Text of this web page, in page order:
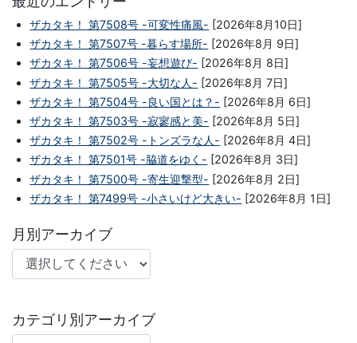
ザカタキ！ 第7508号 -可変性痛風- [2026年8月10日]
ザカタキ！ 第7507号 -暮らす場所- [2026年8月 9日]
ザカタキ！ 第7506号 -妄想遊び- [2026年8月 8日]
ザカタキ！ 第7505号 -大切な人- [2026年8月 7日]
ザカタキ！ 第7504号 -良い国とは？- [2026年8月 6日]
ザカタキ！ 第7503号 -寂寥感と美- [2026年8月 5日]
ザカタキ！ 第7502号 -トンズラな人- [2026年8月 4日]
ザカタキ！ 第7501号 -脇道をゆく- [2026年8月 3日]
ザカタキ！ 第7500号 -寄生迎撃型- [2026年8月 2日]
ザカタキ！ 第7499号 -小さいけど大きい- [2026年8月 1日]
月別アーカイブ
カテゴリ別アーカイブ